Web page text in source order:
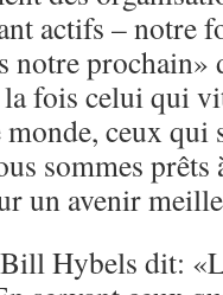
actifs – notre
notre prochain»
fois celui qui
ceux
sommes prêts
un avenir
Hybels dit: